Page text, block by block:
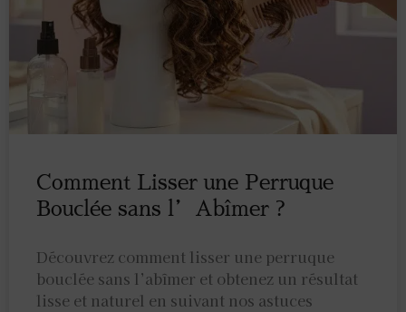
Comment Lisser une Perruque
Bouclée sans l’Abîmer ?
Découvrez comment lisser une perruque
bouclée sans l’abîmer et obtenez un résultat
lisse et naturel en suivant nos astuces